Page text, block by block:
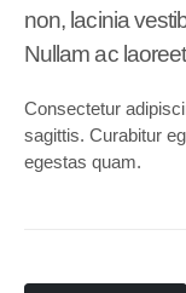
non, lacinia
Nullam ac
Consectetur
sagittis. Curabitur
egestas quam.